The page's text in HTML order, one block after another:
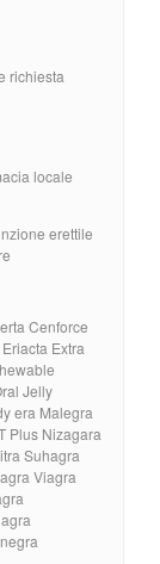
richiesta
locale
erettile
Cenforce
Extra
Jelly
era Malegra
Plus Nizagara
Suhagra
Viagra